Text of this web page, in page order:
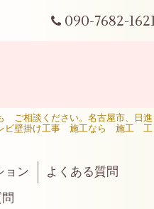
090-7682-
ご相談ください。名古屋市、日進
レビ壁掛け工事 施工なら 施工 工
ョン
よくある質問